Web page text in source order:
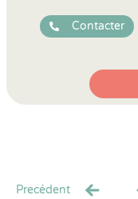
Contacter
Precédent